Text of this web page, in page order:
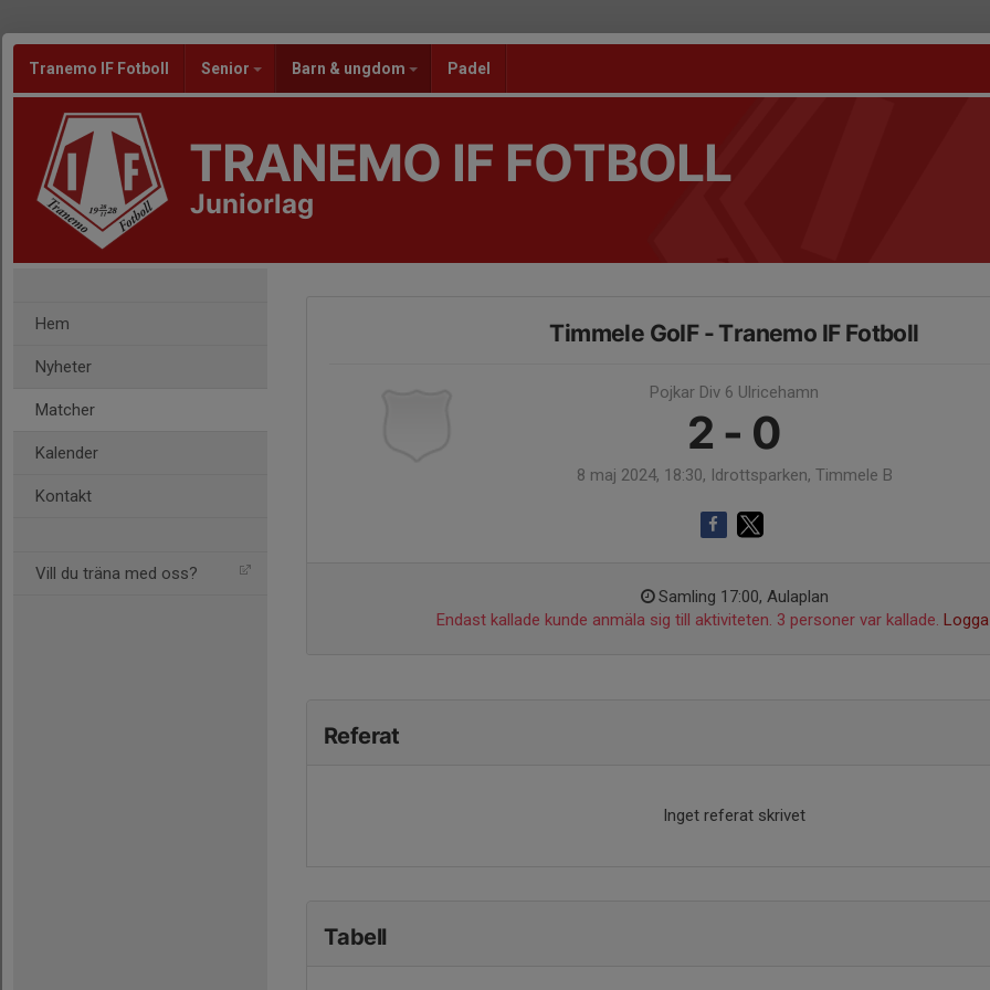
Tranemo IF Fotboll Senior Barn & ungdom Padel
TRANEMO IF FOTBOLL
Juniorlag
Hem
Nyheter
Matcher
Kalender
Kontakt
Vill du träna med oss?
Timmele GoIF - Tranemo IF Fotboll
Pojkar Div 6 Ulricehamn
2 - 0
8 maj 2024, 18:30, Idrottsparken, Timmele B
Samling 17:00, Aulaplan
Endast kallade kunde anmäla sig till aktiviteten. 3 personer var kallade.
Referat
Inget referat skrivet
Tabell